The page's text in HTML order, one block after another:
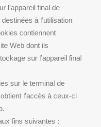
l’appareil final de
à l’utilisation
contiennent
Web dont ils
sur l’appareil final
sur le terminal de
l’accès à ceux-ci
fins suivantes :